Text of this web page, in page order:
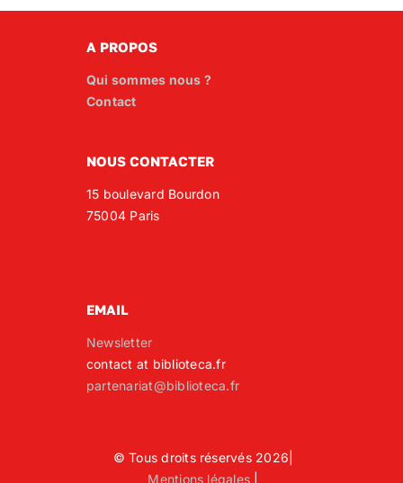
A PROPOS
Qui sommes nous ?
Contact
NOUS CONTACTER
15 boulevard Bourdon
75004 Paris
EMAIL
Newsletter
contact at biblioteca.fr
partenariat@biblioteca.fr
© Tous droits réservés 2026|
Mentions légales